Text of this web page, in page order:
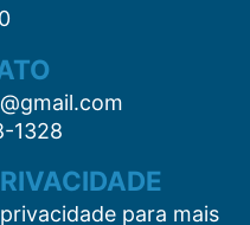
1328
para mais